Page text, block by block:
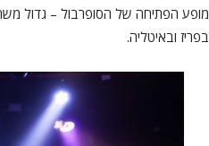
מופע הפתיחה של הסופרבול – גדול
בפריז ובאיטליה.